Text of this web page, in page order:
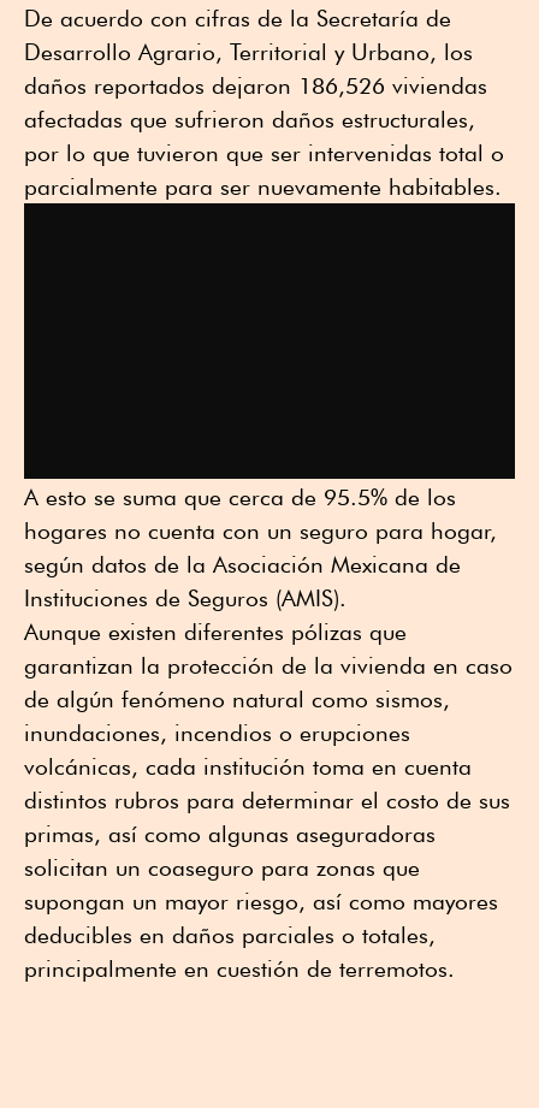
De acuerdo con cifras de la Secretaría de
Desarrollo Agrario, Territorial y Urbano, los
daños reportados dejaron 186,526 viviendas
afectadas que sufrieron daños estructurales,
por lo que tuvieron que ser intervenidas total o
parcialmente para ser nuevamente habitables.
A esto se suma que cerca de 95.5% de los
hogares no cuenta con un seguro para hogar,
según datos de la Asociación Mexicana de
Instituciones de Seguros (AMIS).
Aunque existen diferentes pólizas que
garantizan la protección de la vivienda en caso
de algún fenómeno natural como sismos,
inundaciones, incendios o erupciones
volcánicas, cada institución toma en cuenta
distintos rubros para determinar el costo de sus
primas, así como algunas aseguradoras
solicitan un coaseguro para zonas que
supongan un mayor riesgo, así como mayores
deducibles en daños parciales o totales,
principalmente en cuestión de terremotos.